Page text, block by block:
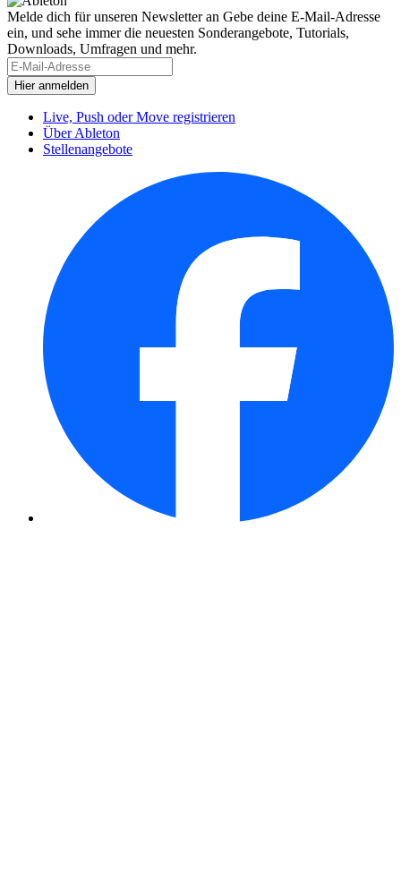
Melde dich für unseren Newsletter an Gebe deine E-Mail-Adresse
ein, und sehe immer die neuesten Sonderangebote, Tutorials,
Downloads, Umfragen und mehr.
Live, Push oder Move registrieren
Über Ableton
Stellenangebote